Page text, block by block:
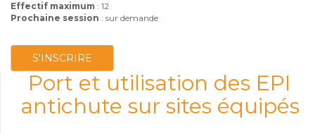
Effectif maximum : 12
Prochaine session : sur demande
S'INSCRIRE
Port et utilisation des EPI
antichute sur sites équipés